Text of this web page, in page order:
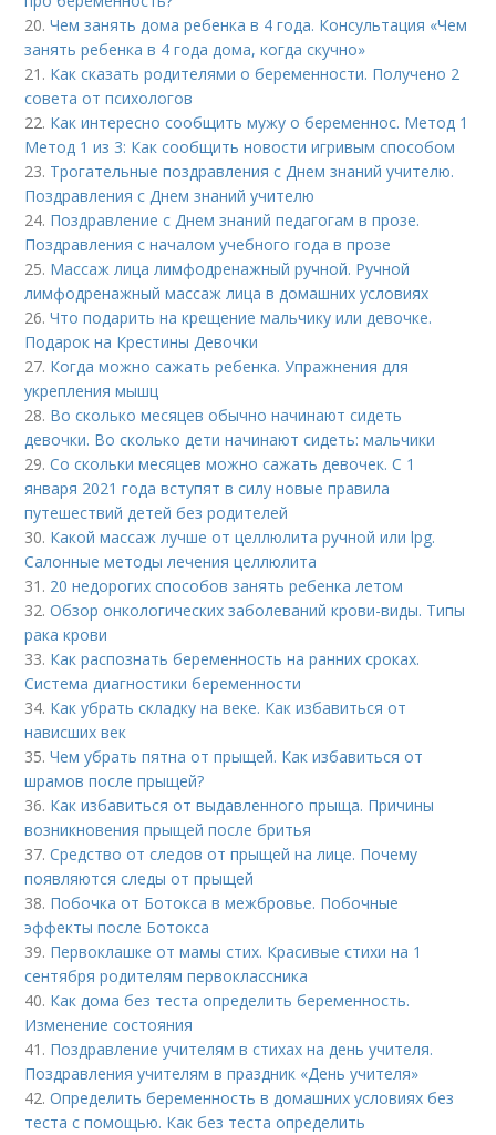
20.Чем занять дома ребенка в 4 года. Консультация «Чем
занять ребенка в 4 года дома, когда скучно»
21. Как сказать родителями о беременности. Получено 2
совета от психологов
22. Как интересно сообщить мужу о беременнос. Метод 1
Метод 1 из 3: Как сообщить новости игривым способом
23. Трогательные поздравления с Днем знаний учителю.
Поздравления с Днем знаний учителю
24. Поздравление с Днем знаний педагогам в прозе.
Поздравления с началом учебного года в прозе
25. Массаж лица лимфодренажный ручной. Ручной
лимфодренажный массаж лица в домашних условиях
26.Что подарить на крещение мальчику или девочке.
Подарок на Крестины Девочки
27. Когда можно сажать ребенка. Упражнения для
укрепления мышц
28. Во сколько месяцев обычно начинают сидеть
девочки. Во сколько дети начинают сидеть: мальчики
29.Со скольки месяцев можно сажать девочек. С 1
января 2021 года вступят в силу новые правила
путешествий детей без родителей
30. Какой массаж лучше от целлюлита ручной или lpg.
Салонные методы лечения целлюлита
31. 20 недорогих способов занять ребенка летом
32.Обзор онкологических заболеваний крови-виды. Типы
рака крови
33. Как распознать беременность на ранних сроках.
Система диагностики беременности
34. Как убрать складку на веке. Как избавиться от
нависших век
35.Чем убрать пятна от прыщей. Как избавиться от
шрамов после прыщей?
36. Как избавиться от выдавленного прыща. Причины
возникновения прыщей после бритья
37.Средство от следов от прыщей на лице. Почему
появляются следы от прыщей
38. Побочка от Ботокса в межбровье. Побочные
эффекты после Ботокса
39. Первоклашке от мамы стих. Красивые стихи на 1
сентября родителям первоклассника
40. Как дома без теста определить беременность.
Изменение состояния
41. Поздравление учителям в стихах на день учителя.
Поздравления учителям в праздник «День учителя»
42.Определить беременность в домашних условиях без
теста с помощью. Как без теста определить